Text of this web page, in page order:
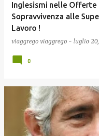
Inglesismi nelle Offerte
Sopravvivenza alle
Lavoro !
viaggrego viaggrego - luglio
0